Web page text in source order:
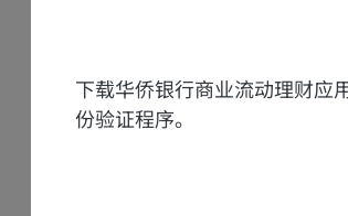
下载华侨银行商业流动理财应
份验证程序。